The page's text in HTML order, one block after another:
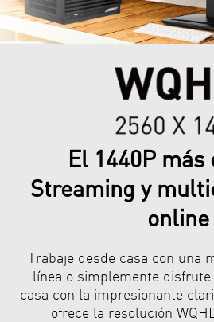
El 1440P más
Streaming y
online
Trabaje desde casa con una
línea o simplemente
casa con la impresionante
ofrece la resolución